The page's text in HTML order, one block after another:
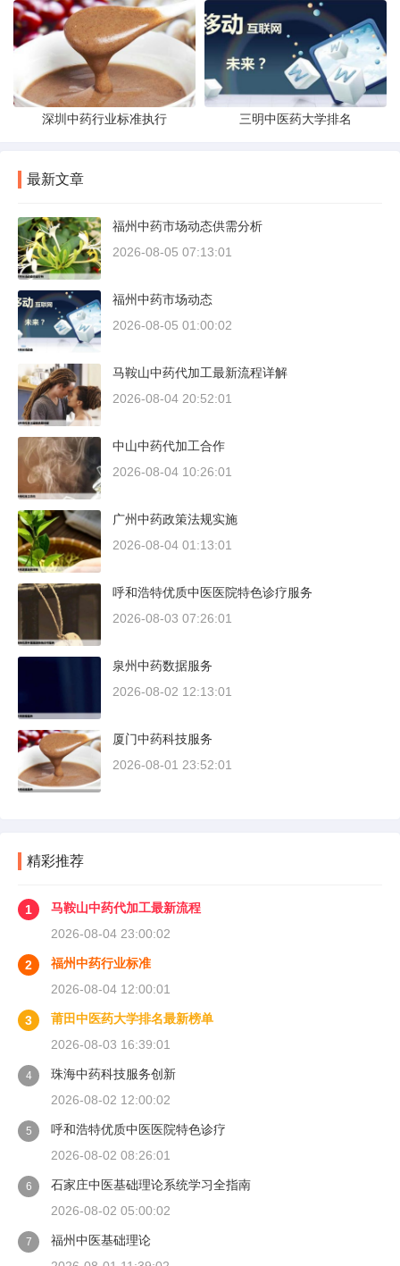
深圳中药行业标准执行 三明中医药大学排名
最新文章
福州中药市场动态供需分析
2026-08-05 07:13:01
福州中药市场动态
2026-08-05 01:00:02
马鞍山中药代加工最新流程详解
2026-08-04 20:52:01
中山中药代加工合作
2026-08-04 10:26:01
广州中药政策法规实施
2026-08-04 01:13:01
呼和浩特优质中医医院特色诊疗服务
2026-08-03 07:26:01
泉州中药数据服务
2026-08-02 12:13:01
厦门中药科技服务
2026-08-01 23:52:01
精彩推荐
1
马鞍山中药代加工最新流程
2026-08-04 23:00:02
2
福州中药行业标准
2026-08-04 12:00:01
3
莆田中医药大学排名最新榜单
2026-08-03 16:39:01
4
珠海中药科技服务创新
2026-08-02 12:00:02
5
呼和浩特优质中医医院特色诊疗
2026-08-02 08:26:01
6
石家庄中医基础理论系统学习全指南
2026-08-02 05:00:02
7
福州中医基础理论